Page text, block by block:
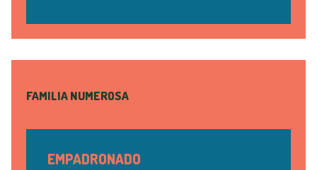
FAMILIA NUMEROSA
EMPADRONADO